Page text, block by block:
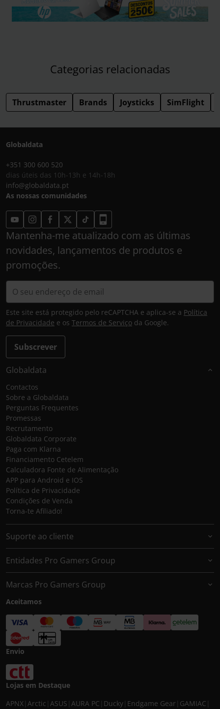
Categorias relacionadas
Thrustmaster Brands Joysticks SimFlight
Globaldata
+351 300 600 520
dias úteis das 10h-13h e 14h-18h
info@globaldata.pt
As nossas comunidades
Mantenha-me atualizado com as últimas
novidades, lançamentos de produtos e
promoções.
Subscrever
Este site está protegido pelo reCAPTCHA e aplica-se a Política
de Privacidade e os Termos de Serviço da Google.
Globaldata
Contactos
Sobre a Globaldata
Perguntas Frequentes
Promessas
Recrutamento
Globaldata Corporate
Paga com Klarna
Financiamento Cetelem
Calculadora Fonte de Alimentação
APP para Android e IOS
Política de Privacidade
Condições de Venda
Torna-te Afiliado!
Suporte ao cliente
Entidades Pro Gamers Group
Marcas Pro Gamers Group
Aceitamos
Envio
Lojas em Destaque
APNX Arctic ASUS AURA PC Ducky Endgame Gear GAMIAC